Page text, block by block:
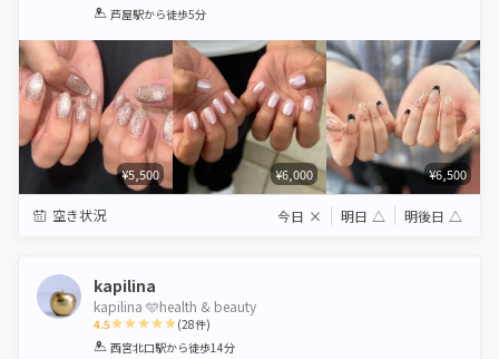
1 2 3 4 5
芦屋駅から徒歩5分
¥5,500 ¥6,000 ¥6,500
空き状況 今日 × 明日 △ 明後日 △
kapilina
kapilina 🩵health & beauty
4.5
1 2 3 4 5
(28件)
西宮北口駅から徒歩14分